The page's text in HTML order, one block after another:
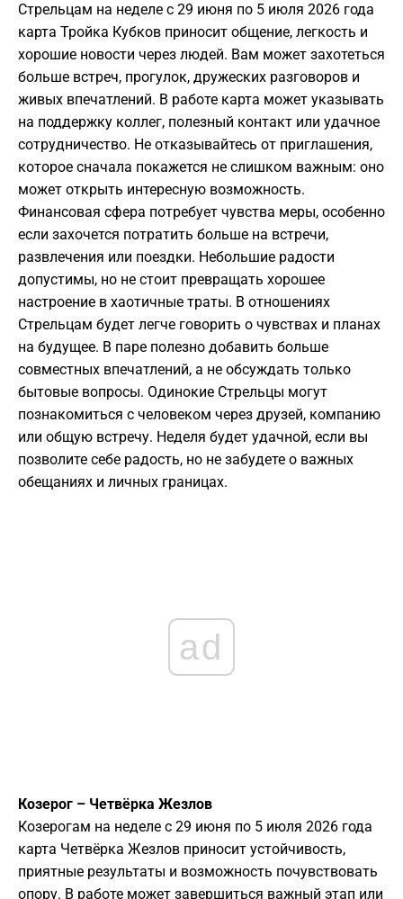
Стрельцам на неделе с 29 июня по 5 июля 2026 года
карта Тройка Кубков приносит общение, легкость и
хорошие новости через людей. Вам может захотеться
больше встреч, прогулок, дружеских разговоров и
живых впечатлений. В работе карта может указывать
на поддержку коллег, полезный контакт или удачное
сотрудничество. Не отказывайтесь от приглашения,
которое сначала покажется не слишком важным: оно
может открыть интересную возможность.
Финансовая сфера потребует чувства меры, особенно
если захочется потратить больше на встречи,
развлечения или поездки. Небольшие радости
допустимы, но не стоит превращать хорошее
настроение в хаотичные траты. В отношениях
Стрельцам будет легче говорить о чувствах и планах
на будущее. В паре полезно добавить больше
совместных впечатлений, а не обсуждать только
бытовые вопросы. Одинокие Стрельцы могут
познакомиться с человеком через друзей, компанию
или общую встречу. Неделя будет удачной, если вы
позволите себе радость, но не забудете о важных
обещаниях и личных границах.
ad
Козерог – Четвёрка Жезлов
Козерогам на неделе с 29 июня по 5 июля 2026 года
карта Четвёрка Жезлов приносит устойчивость,
приятные результаты и возможность почувствовать
опору. В работе может завершиться важный этап или